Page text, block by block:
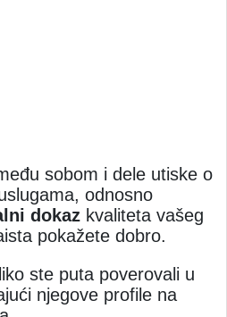
sobom i dele utiske o
odnosno
dokaz kvaliteta vašeg
pokažete dobro.
ste puta poverovali u
njegove profile na